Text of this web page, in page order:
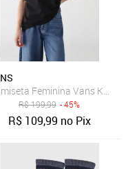
Feminina Vans Knit
R$199,99 - 45%
R$ 109,99 no Pix